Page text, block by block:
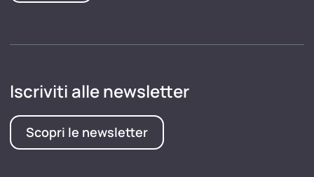
Iscriviti alle newsletter
Scopri le newsletter